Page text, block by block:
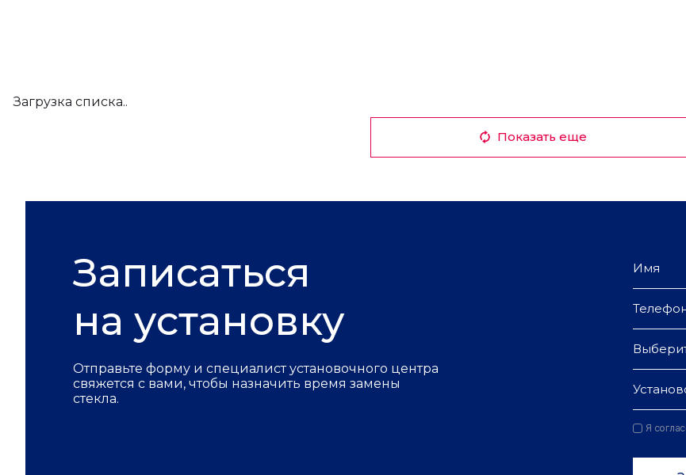
Загрузка списка..
Показать еще
Записаться
на установку
Отправьте форму и специалист установочного центра
свяжется с вами, чтобы назначить время замены
стекла.
Я